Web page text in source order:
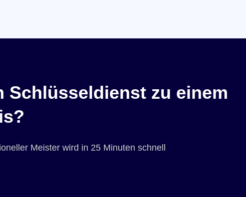
Schlüsseldienst zu einem
Meister wird in 25 Minuten schnell